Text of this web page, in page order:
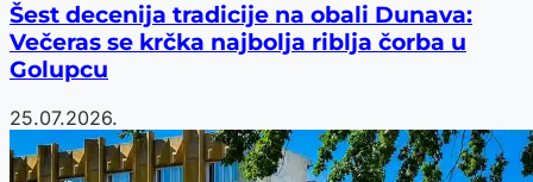
Šest decenija tradicije na obali Dunava:
Večeras se krčka najbolja riblja čorba u
Golupcu
25.07.2026.